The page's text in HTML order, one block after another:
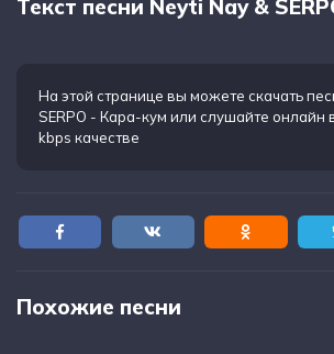
Текст песни Neyti Nay &
На этой странице вы можете скачать
SERPO - Кара-кум или слушайте онлайн
kbps качестве
Похожие песни